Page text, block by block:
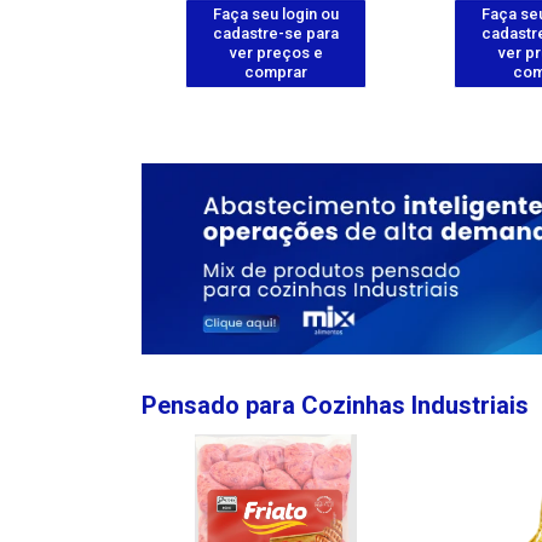
Faça seu login ou
cadastre-se para
ver preços e
comprar
Faça
ver
Pensado para Cozinhas Industriais